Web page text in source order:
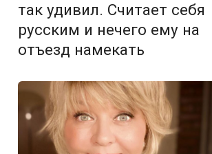
так удивил. Считает себя
русским и нечего ему на
отъезд намекать